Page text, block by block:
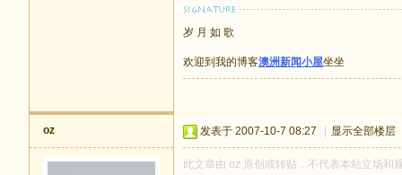
岁 月 如 歌
欢迎到我的博客澳洲新闻小屋坐坐
oz 发表于 2007-10-7 08:27 显示全部楼层
此文章由 oz 原创或转贴，不代表本站立场和